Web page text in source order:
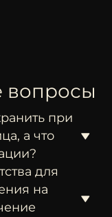
вопросы
при
а что
для
на